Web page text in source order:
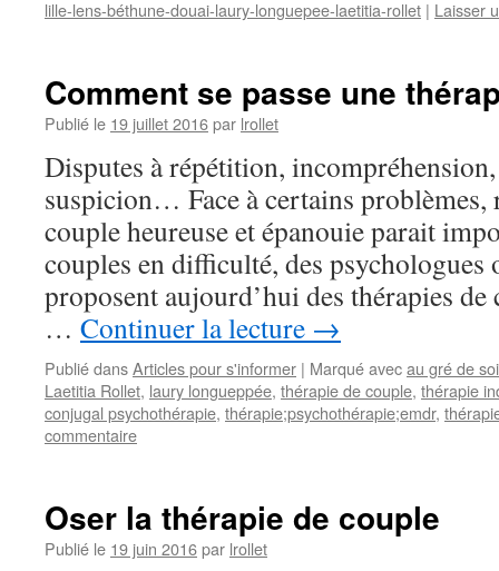
lille-lens-béthune-douai-laury-longuepee-laetitia-rollet | Laisser
Comment se passe une
Publié le 19 juillet 2016par lrollet
Disputes à répétition,
suspicion… Face à certains problèmes,
couple heureuse et épanouie parait
couples en difficulté, des psychologues
proposent aujourd’hui des thérapies
… Continuer la lecture →
Publié dansArticles pour s'informer | Marqué avecau gré de soi
Laetitia Rollet, laury longueppée, thérapie de couple, thérapie
conjugal psychothérapie, thérapie;psychothérapie;emdr,
commentaire
Oser la thérapie de couple
Publié le 19 juin 2016par lrollet